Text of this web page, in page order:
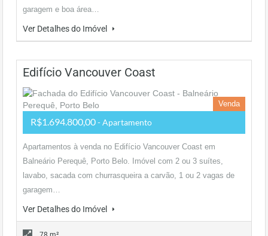
garagem e boa área…
Ver Detalhes do Imóvel
Edifício Vancouver Coast
Venda
R$1.694.800,00- Apartamento
Apartamentos à venda no Edifício Vancouver Coast em
Balneário Perequê, Porto Belo. Imóvel com 2 ou 3 suítes,
lavabo, sacada com churrasqueira a carvão, 1 ou 2 vagas de
garagem…
Ver Detalhes do Imóvel